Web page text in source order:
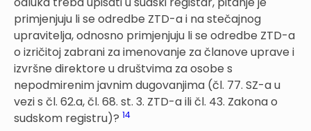
primjenjuju li se odredbe ZTD-a i na stečajnog
upravitelja, odnosno primjenjuju li se odredbe ZTD-a
o izričitoj zabrani za imenovanje za članove uprave i
izvršne direktore u društvima za osobe s
nepodmirenim javnim dugova­njima (čl. 77. SZ-a u
vezi s čl. 62.a, čl. 68. st. 3. ZTD-a ili čl. 43. Zakona o
sudskom registru)? 14